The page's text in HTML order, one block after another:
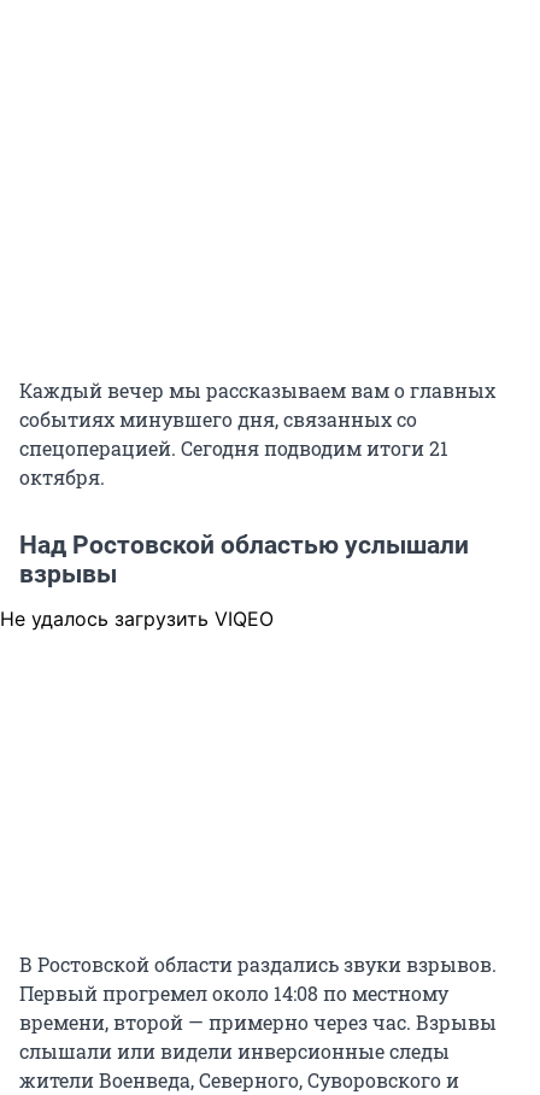
Каждый вечер мы рассказываем вам о главных
событиях минувшего дня, связанных со
спецоперацией. Сегодня подводим итоги 21
октября.
Над Ростовской областью услышали
взрывы
Не удалось загрузить VIQEO
В Ростовской области раздались звуки взрывов.
Первый прогремел около 14:08 по местному
времени, второй — примерно через час. Взрывы
слышали или видели инверсионные следы
жители Военведа, Северного, Суворовского и